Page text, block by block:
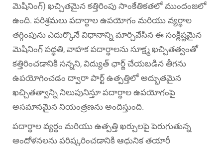
మెషినింగ్) ఖచ్చితమైన కత్తిరింపు సాంకేతికతలో ముందంజలో
ఉంది. పరిశ్రమలు పదార్థాల ఉపయోగం మరియు వ్యర్థాల
తగ్గింపును ఎదుర్కొనే విధానాన్ని మార్చివేసిన ఈ సంక్లిష్టమైన
మెషినింగ్ పద్ధతి, వాహక పదార్థాలను సూక్ష్మ ఖచ్చితత్వంతో
కత్తిరించడానికి సన్నని, విద్యుత్ ఛార్జ్ చేయబడిన తీగను
ఉపయోగించడం ద్వారా పార్ట్ ఉత్పత్తిలో అద్భుతమైన
ఖచ్చితత్వాన్ని నిలుపునిస్తూ పదార్థాల ఉపయోగంపై
అసమానమైన నియంత్రణను అందిస్తుంది.
పదార్థాల వ్యర్థం మరియు ఉత్పత్తి ఖర్చులపై పెరుగుతున్న
ఆందోళనలను పరిష్కరించడానికి ఆధునిక తయారీ